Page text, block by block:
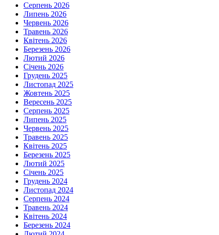
Серпень 2026
Липень 2026
Червень 2026
Травень 2026
Квітень 2026
Березень 2026
Лютий 2026
Січень 2026
Грудень 2025
Листопад 2025
Жовтень 2025
Вересень 2025
Серпень 2025
Липень 2025
Червень 2025
Травень 2025
Квітень 2025
Березень 2025
Лютий 2025
Січень 2025
Грудень 2024
Листопад 2024
Серпень 2024
Травень 2024
Квітень 2024
Березень 2024